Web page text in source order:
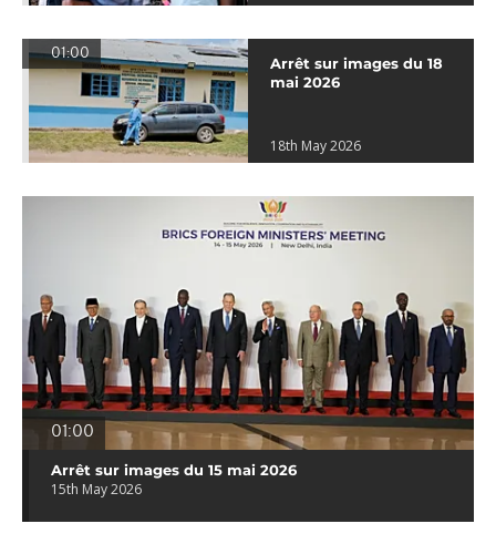
01:00
Arrêt sur images du 18
mai 2026
18th May 2026
01:00
Arrêt sur images du 15 mai 2026
15th May 2026